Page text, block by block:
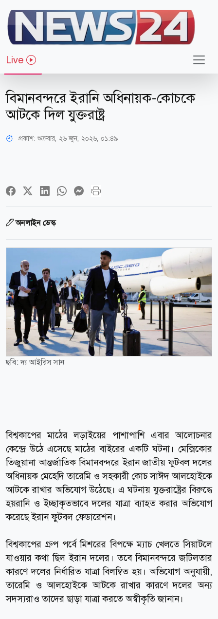
Live
খেলাধুলা
বিমানবন্দরে ইরানি অধিনায়ক-কোচকে
আটকে দিল যুক্তরাষ্ট্র
প্রকাশ: শুক্রবার, ২৬ জুন, ২০২৬, ০১:৪৯
অনলাইন ডেস্ক
ছবি: দ্য আইরিস সান
বিশ্বকাপের মাঠের লড়াইয়ের পাশাপাশি এবার আলোচনার
কেন্দ্রে উঠে এসেছে মাঠের বাইরের একটি ঘটনা। মেক্সিকোর
তিজুয়ানা আন্তর্জাতিক বিমানবন্দরে ইরান জাতীয় ফুটবল দলের
অধিনায়ক মেহেদি তারেমি ও সহকারী কোচ সাঈদ আলহোইকে
আটকে রাখার অভিযোগ উঠেছে। এ ঘটনায় যুক্তরাষ্ট্রের বিরুদ্ধে
হয়রানি ও ইচ্ছাকৃতভাবে দলের যাত্রা ব্যাহত করার অভিযোগ
করেছে ইরান ফুটবল ফেডারেশন।
বিশ্বকাপের গ্রুপ পর্বে মিশরের বিপক্ষে ম্যাচ খেলতে সিয়াটলে
যাওয়ার কথা ছিল ইরান দলের। তবে বিমানবন্দরে জটিলতার
কারণে দলের নির্ধারিত যাত্রা বিলম্বিত হয়। অভিযোগ অনুযায়ী,
তারেমি ও আলহোইকে আটকে রাখার কারণে দলের অন্য
সদস্যরাও তাদের ছাড়া যাত্রা করতে অস্বীকৃতি জানান।